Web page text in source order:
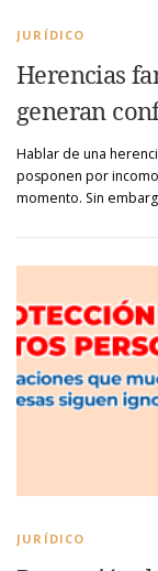
JURÍDICO
Herencias
generan
Hablar de una
posponen por
momento. Sin
JURÍDICO